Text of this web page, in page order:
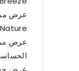
Nature بخصم 30% لفترة محدودة
الحساسة